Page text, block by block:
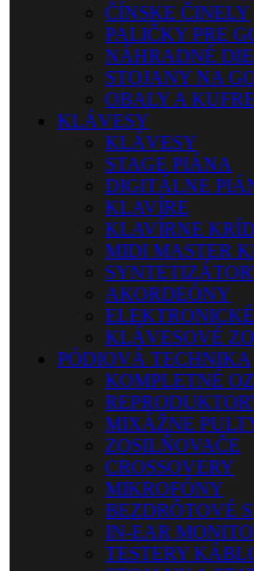
ČÍNSKE ČINELY
PALIČKY PRE
NÁHRADNÉ
STOJANY NA
OBALY A
KLÁVESY
KLÁVESY
STAGE PIÁNA
DIGITÁLNE
KLAVÍRE
KLAVÍRNE
MIDI MASTER
AKORDEÓNY
KLÁVESOVÉ
PÓDIOVÁ TECHNIKA
KOMPLETNÉ
MIXÁŽNE
ZOSILŇOVAČE
CROSSOVERY
MIKROFÓNY
BEZDRÔTOVÉ
IN-EAR
TESTERY